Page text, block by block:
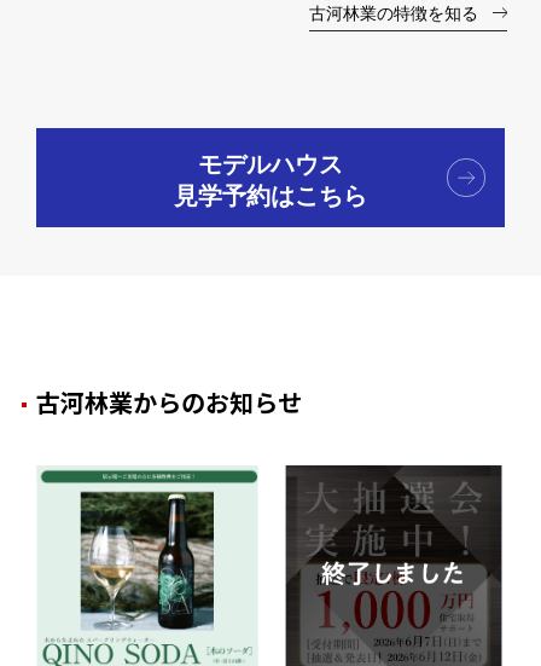
古河林業の特徴を知る
モデルハウス
見学予約はこちら
古河林業からのお知らせ